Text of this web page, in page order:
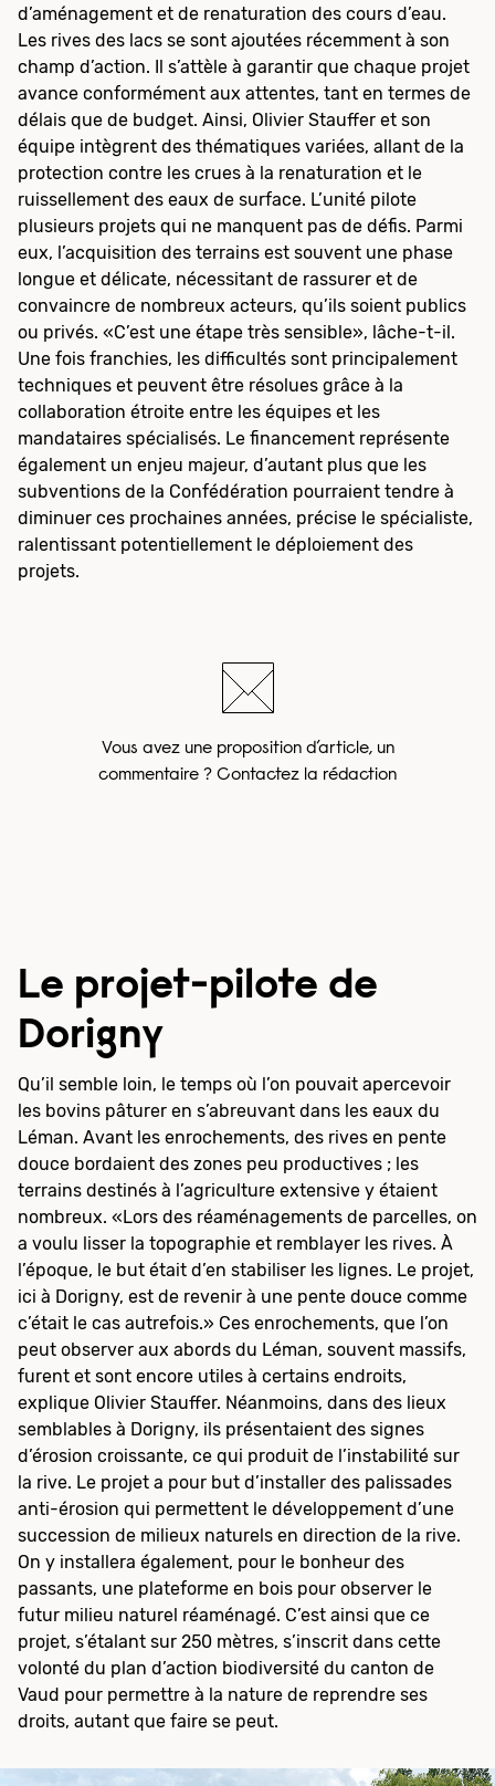
Vous avez une proposition d’article, un
commentaire ? Contactez la rédaction
d’aménagement et de renaturation des cours d’eau.
Les rives des lacs se sont ajoutées récemment à son
champ d’action. Il s’attèle à garantir que chaque projet
avance conformément aux attentes, tant en termes de
délais que de budget. Ainsi, Olivier Stauffer et son
équipe intègrent des thématiques variées, allant de la
protection contre les crues à la renaturation et le
ruissellement des eaux de surface. L’unité pilote
plusieurs projets qui ne manquent pas de défis. Parmi
eux, l’acquisition des terrains est souvent une phase
longue et délicate, nécessitant de rassurer et de
convaincre de nombreux acteurs, qu’ils soient publics
ou privés. «C’est une étape très sensible», lâche-t-il.
Une fois franchies, les difficultés sont principalement
techniques et peuvent être résolues grâce à la
collaboration étroite entre les équipes et les
mandataires spécialisés. Le financement représente
également un enjeu majeur, d’autant plus que les
subventions de la Confédération pourraient tendre à
diminuer ces prochaines années, précise le spécialiste,
ralentissant potentiellement le déploiement des
projets.
Le projet-pilote de
Dorigny
Qu’il semble loin, le temps où l’on pouvait apercevoir
les bovins pâturer en s’abreuvant dans les eaux du
Léman. Avant les enrochements, des rives en pente
douce bordaient des zones peu productives ; les
terrains destinés à l’agriculture extensive y étaient
nombreux. «Lors des réaménagements de parcelles, on
a voulu lisser la topographie et remblayer les rives. À
l’époque, le but était d’en stabiliser les lignes. Le projet,
ici à Dorigny, est de revenir à une pente douce comme
c’était le cas autrefois.» Ces enrochements, que l’on
peut observer aux abords du Léman, souvent massifs,
furent et sont encore utiles à certains endroits,
explique Olivier Stauffer. Néanmoins, dans des lieux
semblables à Dorigny, ils présentaient des signes
d’érosion croissante, ce qui produit de l’instabilité sur
la rive. Le projet a pour but d’installer des palissades
anti-érosion qui permettent le développement d’une
succession de milieux naturels en direction de la rive.
On y installera également, pour le bonheur des
passants, une plateforme en bois pour observer le
futur milieu naturel réaménagé. C’est ainsi que ce
projet, s’étalant sur 250 mètres, s’inscrit dans cette
volonté du plan d’action biodiversité du canton de
Vaud pour permettre à la nature de reprendre ses
droits, autant que faire se peut.